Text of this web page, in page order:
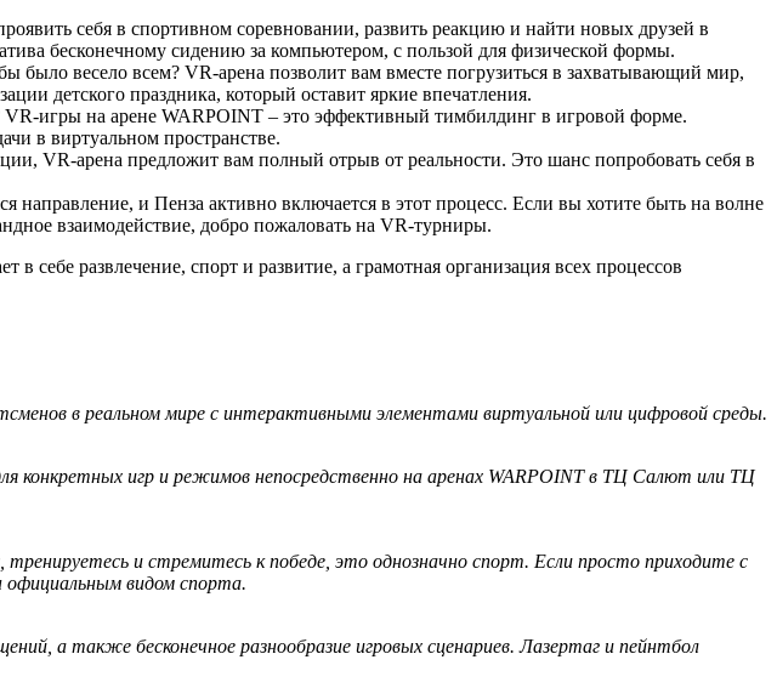
себя в спортивном соревновании, развить реакцию и найти новых друзей в
бесконечному сидению за компьютером, с пользой для физической формы.
было весело всем? VR-арена позволит вам вместе погрузиться в захватывающий мир,
детского праздника, который оставит яркие впечатления.
VR-игры на арене WARPOINT – это эффективный тимбилдинг в игровой форме.
в виртуальном пространстве.
VR-арена предложит вам полный отрыв от реальности. Это шанс попробовать себя в
направление, и Пенза активно включается в этот процесс. Если вы хотите быть на волне
взаимодействие, добро пожаловать на VR-турниры.
себе развлечение, спорт и развитие, а грамотная организация всех процессов
в реальном мире с интерактивными элементами виртуальной или цифровой среды.
конкретных игр и режимов непосредственно на аренах WARPOINT в ТЦ Салют или ТЦ
и стремитесь к победе, это однозначно спорт. Если просто приходите с
официальным видом спорта.
а также бесконечное разнообразие игровых сценариев. Лазертаг и пейнтбол